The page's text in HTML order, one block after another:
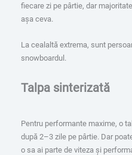
fiecare zi pe pârtie, dar
așa ceva.
La cealaltă extrema, sunt
snowboardul.
Talpa sinterizată
Pentru performante maxime, o
după 2–3 zile pe pârtie. Dar
o sa ai parte de viteza și